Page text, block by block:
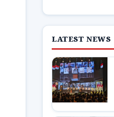
LATEST NEWS